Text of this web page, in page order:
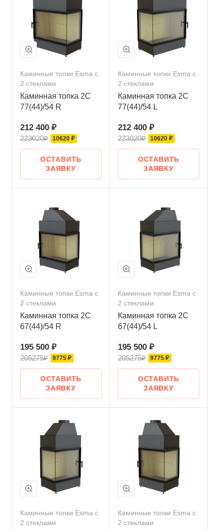
Каминные топки Esma с
2 стеклами
Каминная топка 2С
77(44)/54 R
212 400 ₽
223020₽ 10620 ₽
ОСТАВИТЬ
ЗАЯВКУ
Каминные топки Esma с
2 стеклами
Каминная топка 2С
77(44)/54 L
212 400 ₽
223020₽ 10620 ₽
ОСТАВИТЬ
ЗАЯВКУ
Каминные топки Esma с
2 стеклами
Каминная топка 2С
67(44)/54 R
195 500 ₽
205275₽ 9775 ₽
ОСТАВИТЬ
ЗАЯВКУ
Каминные топки Esma с
2 стеклами
Каминная топка 2С
67(44)/54 L
195 500 ₽
205275₽ 9775 ₽
ОСТАВИТЬ
ЗАЯВКУ
Каминные топки Esma с
2 стеклами
Каминные топки Esma с
2 стеклами